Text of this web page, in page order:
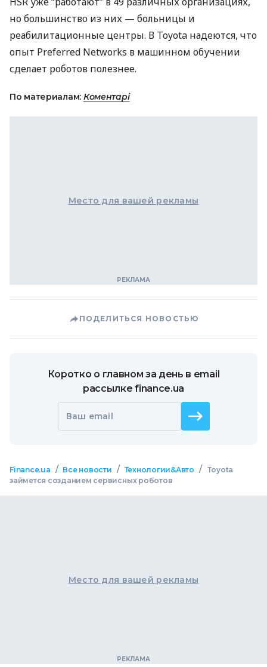
но большинство из них — больницы и
реабилитационные центры. В Toyota надеются, что
опыт Preferred Networks в машинном обучении
сделает роботов полезнее.
По материалам: Коментарі
Место для вашей рекламы
ПОДЕЛИТЬСЯ НОВОСТЬЮ
Коротко о главном за день в email
рассылке finance.ua
Ваш email
Finance.ua / Все новости / Технологии&Авто /
Toyota
займется созданием сервисных роботов
Место для вашей рекламы